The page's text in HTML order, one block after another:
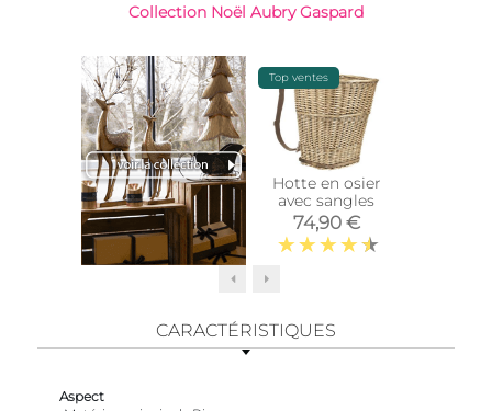
Collection Noël Aubry Gaspard
Top ventes
Hotte en osier
avec sangles
74,90 €
CARACTÉRISTIQUES
Aspect